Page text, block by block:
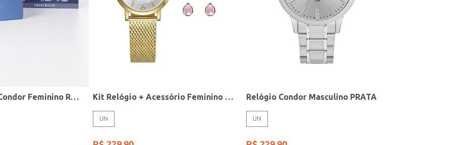
Relógio Smart Condor Feminino ROSE Kit Relógio + Acessório Feminino DOURADO
UN
Relógio Condor Masculino PRATA
UN